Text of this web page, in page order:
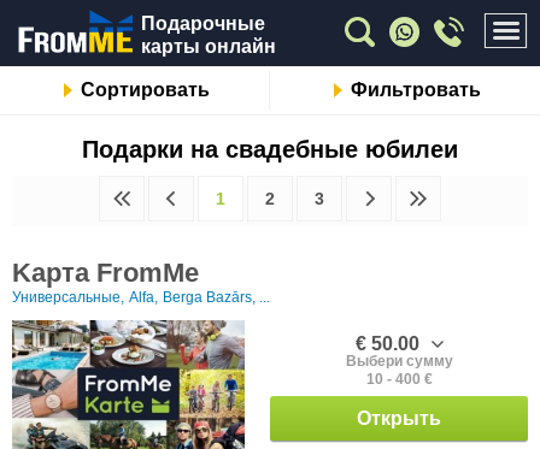
Подарочные
карты онлайн
Сортировать Фильтровать
Подарки на свадебные юбилеи
1 2 3
Kарта FromMe
Универсальные, Alfa, Berga Bazārs, ...
€ 50.00
Выбери сумму
10 - 400 €
Открыть